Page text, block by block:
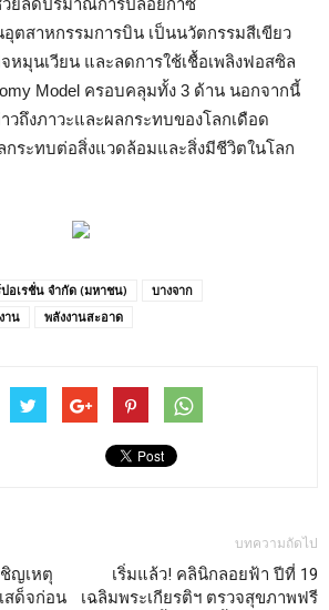
ยลดปริมาณการปล่อยก๊าซ
ตสาหกรรมการบิน เป็นนวัตกรรมสีเขียว
หมุนเวียน และลดการใช้เชื้อเพลิงฟอสซิล
Model ครอบคลุมทั้ง 3 ด้าน นอกจากนี้
วถึงภาวะและผลกระทบของโลกเดือด
กระทบต่อสิ่งแวดล้อมและสิ่งมีชีวิตในโลก
อเรชั่น จำกัด (มหาชน)
บางจาก
าน พลังงานสะอาด
ญเหตุ
สด็จก่อน
บทความถัดไป
เริ่มแล้ว! คลินิกลอยฟ้า ปีที่ 19
เฉลิมพระเกียรติฯ ตรวจสุขภาพฟรี